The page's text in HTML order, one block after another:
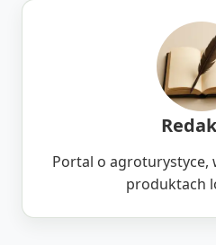
Portal o agroturystyce,
produktach